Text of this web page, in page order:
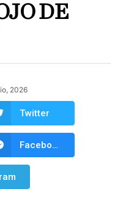
DE
2026
Twitter
Facebook Messenger